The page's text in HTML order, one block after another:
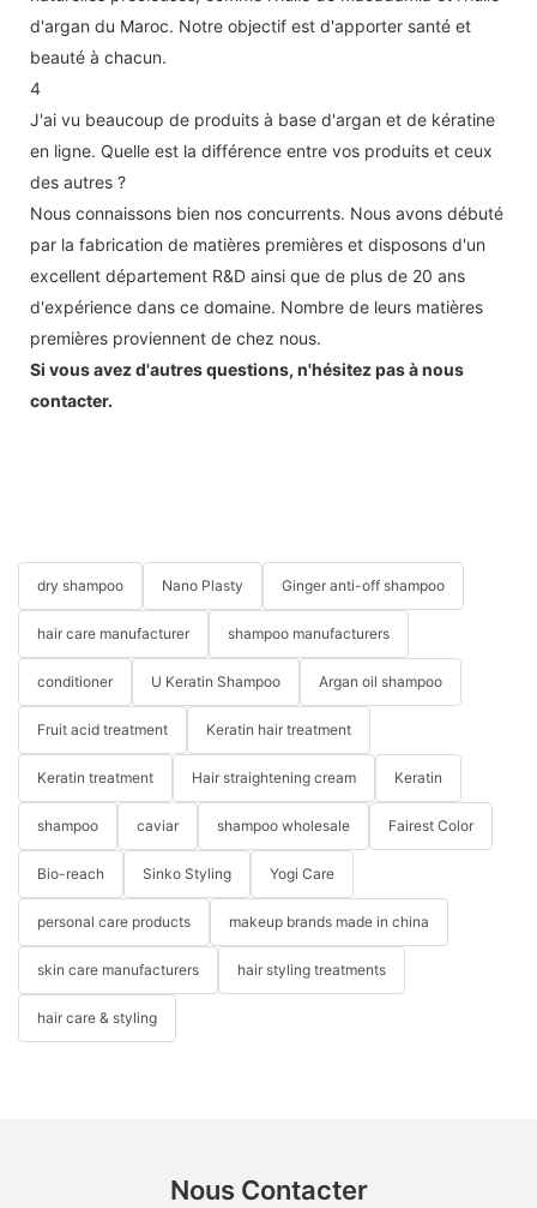
d'argan du Maroc. Notre objectif est d'apporter santé et
beauté à chacun.
4
J'ai vu beaucoup de produits à base d'argan et de kératine
en ligne. Quelle est la différence entre vos produits et ceux
des autres ?
Nous connaissons bien nos concurrents. Nous avons débuté
par la fabrication de matières premières et disposons d'un
excellent département R&D ainsi que de plus de 20 ans
d'expérience dans ce domaine. Nombre de leurs matières
premières proviennent de chez nous.
Si vous avez d'autres questions, n'hésitez pas à nous
contacter.
dry shampoo Nano Plasty Ginger anti-off shampoo
hair care manufacturer shampoo manufacturers
conditioner U Keratin Shampoo Argan oil shampoo
Fruit acid treatment Keratin hair treatment
Keratin treatment Hair straightening cream Keratin
shampoo caviar shampoo wholesale Fairest Color
Bio-reach Sinko Styling Yogi Care
personal care products makeup brands made in china
skin care manufacturers hair styling treatments
hair care & styling
Nous Contacter